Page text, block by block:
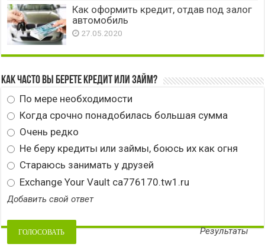
Как оформить кредит, отдав под залог
автомобиль
27.05.2020
Как часто вы берете кредит или займ?
По мере необходимости
Когда срочно понадобилась большая сумма
Очень редко
Не беру кредиты или займы, боюсь их как огня
Стараюсь занимать у друзей
Exchange Your Vault ca776170.tw1.ru
Добавить свой ответ
Результаты